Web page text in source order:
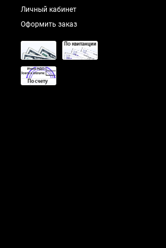
Личный кабинет
Оформить заказ